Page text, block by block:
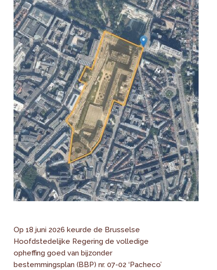
Op 18 juni 2026 keurde de Brusselse
Hoofdstedelijke Regering de volledige
opheffing goed van bijzonder
bestemmingsplan (BBP) nr. 07-02 ‘Pacheco’